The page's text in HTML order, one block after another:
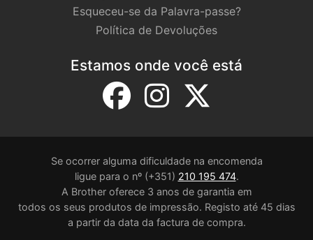
Esqueceu-se da Palavra-passe?
Política de Devoluções
Estamos onde você está
Se ocorrer alguma dificuldade na encomenda
ligue para o nº (+351) 210 195 474.
A Brother oferece 3 anos de garantia em
todos os seus produtos de impressão. Registo até 45 dias
a partir da data da factura de compra.